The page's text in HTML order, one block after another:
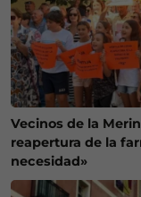
Vecinos de la
reapertura de la
necesidad»